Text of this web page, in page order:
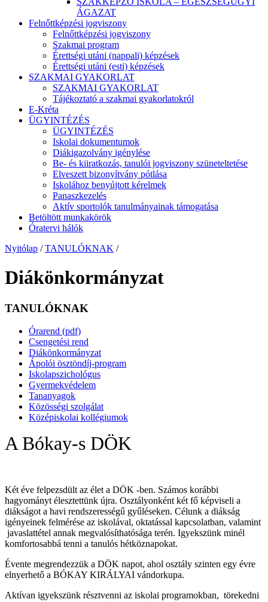
ÁGAZAT
Felnőttképzési jogviszony
Felnőttképzési jogviszony
Szakmai program
Érettségi utáni (nappali) képzések
Érettségi utáni (esti) képzések
SZAKMAI GYAKORLAT
SZAKMAI GYAKORLAT
Tájékoztató a szakmai gyakorlatokról
E-Kréta
ÜGYINTÉZÉS
ÜGYINTÉZÉS
Iskolai dokumentumok
Diákigazolvány igénylése
Be- és kiiratkozás, tanulói jogviszony szüneteltetése
Elveszett bizonyítvány pótlása
Iskolához benyújtott kérelmek
Panaszkezelés
Aktív sportolók tanulmányainak támogatása
Betöltött munkakörök
Óratervi hálók
Nyitólap / TANULÓKNAK /
Diákönkormányzat
TANULÓKNAK
Órarend (pdf)
Csengetési rend
Diákönkormányzat
Ápolói ösztöndíj-program
Iskolapszichológus
Gyermekvédelem
Tananyagok
Közösségi szolgálat
Középiskolai kollégiumok
A Bókay-s DÖK
Két éve felpezsdült az élet a DÖK -ben. Számos korábbi
hagyományt élesztettünk újra. Osztályonként két fő képviseli a
diákságot a havi rendszerességű gyűléseken. Célunk a diákság
igényeinek felmérése az iskolával, oktatással kapcsolatban, valamint
javaslattétel annak megvalósíthatósága terén. Igyekszünk minél
komfortosabbá tenni a tanulós hétköznapokat.
Évente megrendezzük a DÖK napot, ahol osztály szinten egy évre
elnyerhető a BÓKAY KIRÁLYAI vándorkupa.
Aktívan igyekszünk résztvenni az iskolai programokban, törekedni